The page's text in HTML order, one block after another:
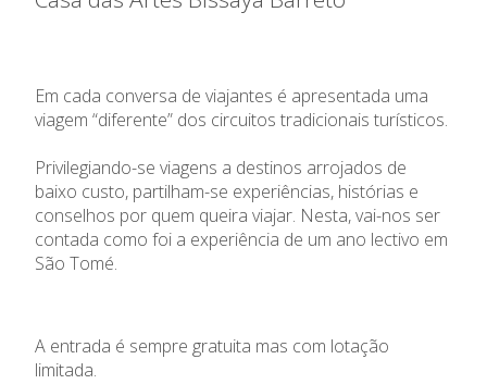
Em cada conversa de viajantes é apresentada uma
viagem “diferente” dos circuitos tradicionais turísticos.
Privilegiando-se viagens a destinos arrojados de
baixo custo, partilham-se experiências, histórias e
conselhos por quem queira viajar. Nesta, vai-nos ser
contada como foi a experiência de um ano lectivo em
São Tomé.
A entrada é sempre gratuita mas com lotação
limitada.